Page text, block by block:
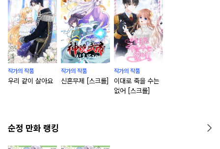
작가의 작품
우리 같이 살아요
작가의 작품
신혼무제 [스크롤]
작가의 작품
이대로 죽을 수는
없어 [스크롤]
순정 만화 랭킹